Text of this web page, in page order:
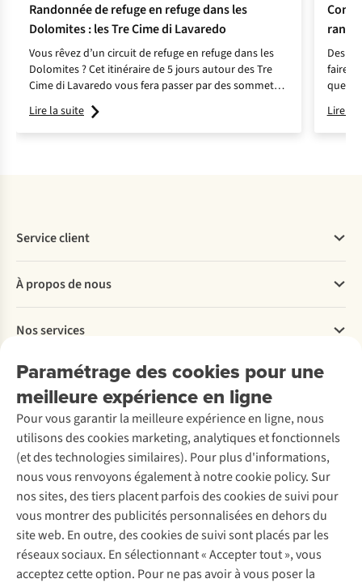
Randonnée de refuge en refuge dans les
Dolomites : les Tre Cime di Lavaredo
Vous rêvez d’un circuit de refuge en refuge dans les
Dolomites ? Cet itinéraire de 5 jours autour des Tre
Cime di Lavaredo vous fera passer par des sommets
escarpés, des alpages et des refuges de montagne
chaleureux. Découvrez l’itinéraire, les indispensables
et les conseils de notre expert.
Lire la suite
Des
faire
quel
opter
en
choix.
Lire la
Paramétrage des cookies pour une
meilleure expérience en ligne
Pour vous garantir la meilleure expérience en ligne, nous
utilisons des cookies marketing, analytiques et fonctionnels
(et des technologies similaires). Pour plus d'informations,
nous vous renvoyons également à notre cookie policy. Sur
nos sites, des tiers placent parfois des cookies de suivi pour
vous montrer des publicités personnalisées en dehors du
site web. En outre, des cookies de suivi sont placés par les
réseaux sociaux. En sélectionnant « Accepter tout », vous
acceptez cette option. Pour ne pas avoir à vous poser la
Service client
Commander
Payer
Livraison
Rétractation d'une commande
Entretien & réparations
Garantie
Contactez-nous
À propos de nous
Explore More
À propos d’Ayacucho
Nos magasins
À propos d’A.S.Adventure
Déclaration d'accessibilité
Nos services
Location / Location sports d’hiver
Entretien de ski
Service de lavage
Entretien de chaussures
Réparation de chaussures
Réparation de vêtements
Retouches
Pour les entreprises
Découvrez
A.S.Magazine
Explore Camp
Gear Check
Expertise & conseils
Abonnez-vous à la newsletter
Suivez-nous